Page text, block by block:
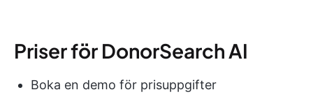
Priser för DonorSearch AI
Boka en demo för prisuppgifter